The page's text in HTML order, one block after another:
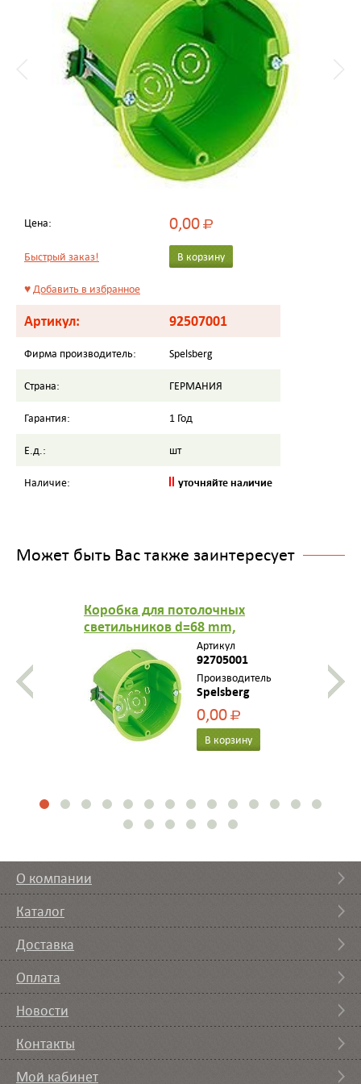
Цена: 0,00Р
Быстрый заказ! В корзину
♥Добавить в избранное
Артикул: 92507001
Фирма производитель: Spelsberg
Страна: ГЕРМАНИЯ
Гарантия: 1 Год
Е.д.: шт
Наличие: уточняйте наличие
Может быть Вас также заинтересует
Коробка для потолочных
светильников d=68 mm,
h=50mm
Артикул
92705001
Производитель
Spelsberg
0,00Р
В корзину
О компании
Каталог
Доставка
Оплата
Новости
Контакты
Мой кабинет